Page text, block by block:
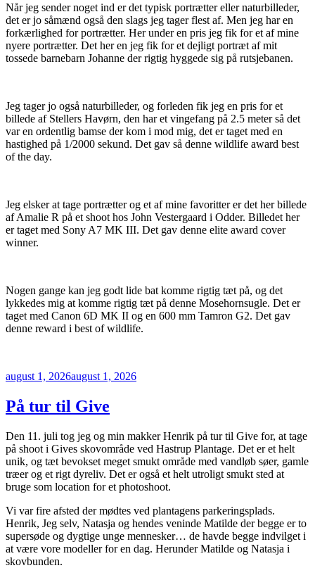
Når jeg sender noget ind er det typisk portrætter eller naturbilleder,
det er jo såmænd også den slags jeg tager flest af. Men jeg har en
forkærlighed for portrætter. Her under en pris jeg fik for et af mine
nyere portrætter. Det her en jeg fik for et dejligt portræt af mit
tossede barnebarn Johanne der rigtig hyggede sig på rutsjebanen.
Jeg tager jo også naturbilleder, og forleden fik jeg en pris for et
billede af Stellers Havørn, den har et vingefang på 2.5 meter så det
var en ordentlig bamse der kom i mod mig, det er taget med en
hastighed på 1/2000 sekund. Det gav så denne wildlife award best
of the day.
Jeg elsker at tage portrætter og et af mine favoritter er det her billede
af Amalie R på et shoot hos John Vestergaard i Odder. Billedet her
er taget med Sony A7 MK III. Det gav denne elite award cover
winner.
Nogen gange kan jeg godt lide bat komme rigtig tæt på, og det
lykkedes mig at komme rigtig tæt på denne Mosehornsugle. Det er
taget med Canon 6D MK II og en 600 mm Tamron G2. Det gav
denne reward i best of wildlife.
Udgivet
august 1, 2026august 1, 2026
På tur til Give
Den 11. juli tog jeg og min makker Henrik på tur til Give for, at tage
på shoot i Gives skovområde ved Hastrup Plantage. Det er et helt
unik, og tæt bevokset meget smukt område med vandløb søer, gamle
træer og et rigt dyreliv. Det er også et helt utroligt smukt sted at
bruge som location for et photoshoot.
Vi var fire afsted der mødtes ved plantagens parkeringsplads.
Henrik, Jeg selv, Natasja og hendes veninde Matilde der begge er to
supersøde og dygtige unge mennesker… de havde begge indvilget i
at være vore modeller for en dag. Herunder Matilde og Natasja i
skovbunden.